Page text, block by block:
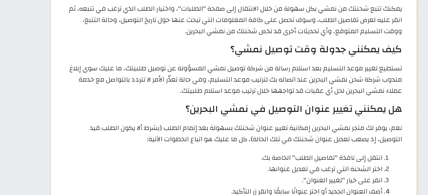
يمكنك تتبع شحنتك من نمشي بكل سهولة من خلال الانتقال إلى صفحة "الطلبات"، واختيار الطلب الذي ترغب في تتبعه، ثم
انقر عليه لعرض تفاصيل الطلب، وسوف تحصل على كافة المعلومات التي تبحث عنها حول تاريخ التوصيل، وحالة التتبع،
ووقت التسليم المتوقع، وأي تحديثات أخرى قد تخص شحنتك من نمشي البحرين.
كيف يمكنني جدولة وقت توصيل نمشي؟
تستطيع تغيير موعد التسليم بعد استلام رسالة من شركة توصيل نمشي المسؤولة عن توصيل طلبيتك، ما عليك سوى إبلاغ
مندوب شركة شحن نمشي البحرين عند اتصاله بك لترتيب موعد التسليم، وفي حالة تعذّر الأمر لا تتردد بالتواصل مع خدمة
عملاء نمشي البحرين لحل أي عقبات قد تواجهها خلال ترتيب موعد استلام طلبيتك.
هل يمكنني تغيير عنوان التوصيل في نمشي البحرين؟
نعم، يوفر لك متجر نمشي البحرين إمكانية تغيير عنوان شحنتك بسهولة بعد إتمام الطلب (بشرط ألا يكون الطلب قيد
التوصيل، إذ يصعب تعديل عنوان شحنتك في تلك الحالة)، كل ما عليك هو اتباع الخطوات الآتية:
انتقل إلى نافذة "تفاصيل الطلب" الخاصة بك.
اختر الشحنة التي ترغب في تعديل عنوانها.
انقر على خيار "تغيير العنوان".
أضف العنوان الجديد أو اختر عنوانًا سابقًا وانقر زر التأكيد.